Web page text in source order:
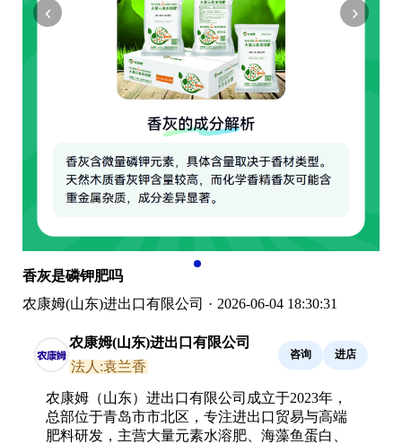
‹ ›
香灰是磷钾肥吗
农康姆(山东)进出口有限公司 · 2026-06-04 18:30:31
农康姆(山东)进出口有限公司
法人:袁兰香
咨询 进店
农康姆（山东）进出口有限公司成立于2023年，
总部位于青岛市市北区，专注进出口贸易与高端
肥料研发，主营大量元素水溶肥、海藻鱼蛋白、